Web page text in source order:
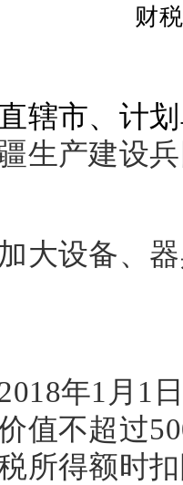
财
辖市、计
生产建设
设备、器
年1 月 1
值不超过
所得额时